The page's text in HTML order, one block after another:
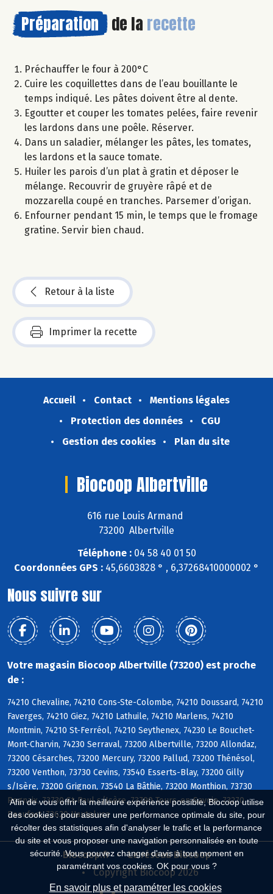
Afin de vous offrir la meilleure expérience possible, Biocoop utilise
des cookies : pour assurer une performance optimale du site, pour
récolter des statistiques afin d'analyser le trafic et la performance
du site et vous proposer une navigation personnalisée en toute
sécurité. Vous pouvez changer d'avis à tout moment en
paramétrant vos cookies. OK pour vous ?
En savoir plus et paramétrer les cookies
Préparation de la recette
Préchauffer le four à 200°C
Cuire les coquillettes dans de l’eau bouillante le
temps indiqué. Les pâtes doivent être al dente.
Egoutter et couper les tomates pelées, faire revenir
les lardons dans une poêle. Réserver.
Dans un saladier, mélanger les pâtes, les tomates,
les lardons et la sauce tomate.
Huiler les parois d’un plat à gratin et déposer le
mélange. Recouvrir de gruyère râpé et de
mozzarella coupé en tranches. Parsemer d’origan.
Enfourner pendant 15 min, le temps que le fromage
gratine. Servir bien chaud.
Retour à la liste
Imprimer la recette
Accueil Contact
Mentions légales
Protection des données
CGU
Gestion des cookies
Plan du site
Biocoop Albertville
616 rue Louis Armand
73200 Albertville
Téléphone :04 58 40 01 50
Coordonnées GPS : 45,6603828 ° , 6,37268410000002 °
Nous suivre sur
Votre magasin Biocoop Albertville (73200) est proche
de :
74210 Chevaline, 74210 Cons-Ste-Colombe, 74210 Doussard, 74210
Faverges, 74210 Giez, 74210 Lathuile, 74210 Marlens, 74210
Montmin, 74210 St-Ferréol, 74210 Seythenex, 74230 Le Bouchet-
Mont-Charvin, 74230 Serraval, 73200 Albertville, 73200 Allondaz,
73200 Césarches, 73200 Mercury, 73200 Pallud, 73200 Thénésol,
73200 Venthon, 73730 Cevins, 73540 Esserts-Blay, 73200 Gilly
s/Isère, 73200 Grignon, 73540 La Bâthie, 73200 Monthion, 73730
Rognaix, 73730 St-Paul s/Isère, 73790 Tours-en-Savoie, 73270
Beaufort, 73620 Hauteluce
Biocoop.fr
Le réseau Biocoop
Copyright Biocoop 2026